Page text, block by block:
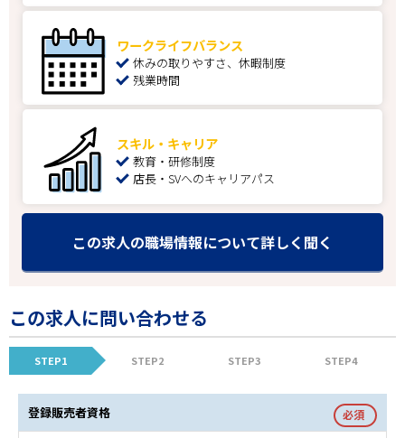
ワークライフバランス
休みの取りやすさ、休暇制度
残業時間
スキル・キャリア
教育・研修制度
店長・SVへのキャリアパス
この求人の職場情報について詳しく聞く
この求人に問い合わせる
STEP1 STEP2 STEP3 STEP4
登録販売者資格 必須